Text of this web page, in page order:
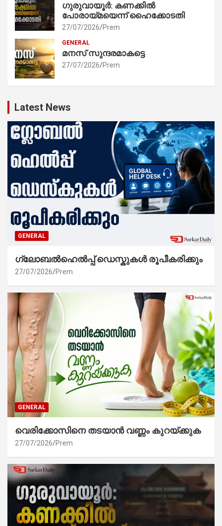
ഗുരുവായൂർ: കണക്കിൽ
പോരായ്മയെന്ന് ഹൈക്കോടതി
27/07/2026 Prem
GENERAL
മനസ് സുന്ദരമാകട്ടെ
27/07/2026 Prem
Latest News
GENERAL
ഗ്ലോബൽഹെൽപ്പ് ഡെസ്കുകൾ രൂപീകരിക്കും
27/07/2026 Prem
GENERAL
വെരിക്കോസിനെ തടയാൻ വണ്ണം കുറയ്ക്കുക
27/07/2026 Prem